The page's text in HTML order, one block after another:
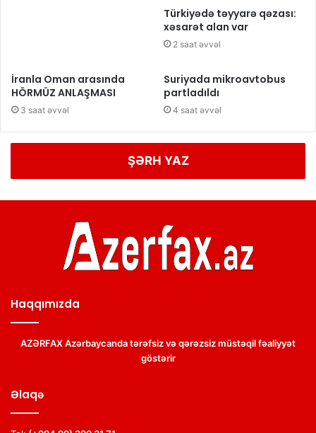
Türkiyədə təyyarə qəzası:
xəsarət alan var
2 saat əvvəl
İranla Oman arasında
HÖRMÜZ ANLAŞMASI
3 saat əvvəl
Suriyada mikroavtobus
partladıldı
4 saat əvvəl
ŞƏRH YAZ
Haqqımızda
AZƏRFAX Azərbaycanda tərəfsiz və qərəzsiz müstəqil fəaliyyət
göstərir
Əlaqə